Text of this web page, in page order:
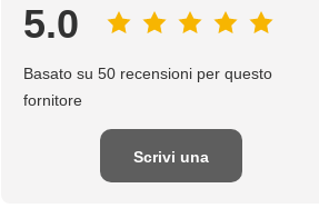
5.0
Basato su 50 recensioni per questo
fornitore
Scrivi una